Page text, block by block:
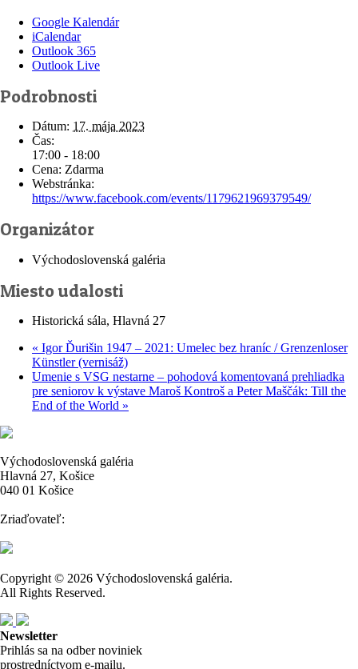
Google Kalendár
iCalendar
Outlook 365
Outlook Live
Podrobnosti
Dátum: 17. mája 2023
Čas:
17:00 - 18:00
Cena: Zdarma
Webstránka:
https://www.facebook.com/events/1179621969379549/
Organizátor
Východoslovenská galéria
Miesto udalosti
Historická sála, Hlavná 27
« Igor Ďurišin 1947 – 2021: Umelec bez hraníc / Grenzenloser
Künstler (vernisáž)
Umenie s VSG nestarne – pohodová komentovaná prehliadka
pre seniorov k výstave Maroš Kontroš a Peter Maščák: Till the
End of the World »
Východoslovenská galéria
Hlavná 27, Košice
040 01 Košice
Zriaďovateľ:
Copyright © 2026 Východoslovenská galéria.
All Rights Reserved.
Newsletter
Prihlás sa na odber noviniek
prostredníctvom e-mailu.